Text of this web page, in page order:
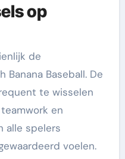
op
de
Banana Baseball. De
te wisselen
en
alle spelers
voelen.